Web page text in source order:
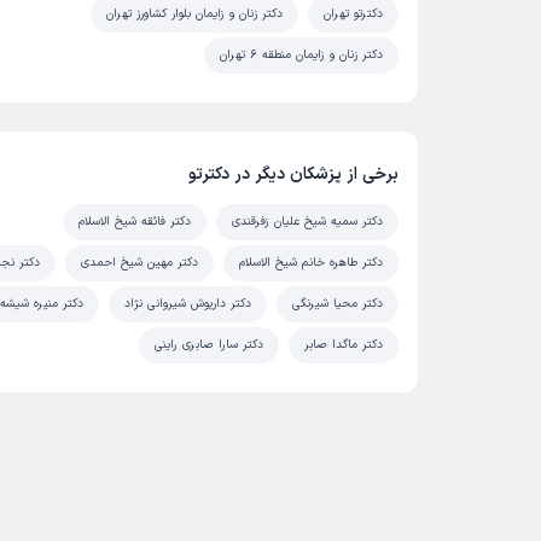
دکترتو تهران دکتر زنان و زایمان بلوار کشاورز تهران
دکتر زنان و زایمان منطقه 6 تهران
برخی از پزشکان دیگر در دکترتو
دکتر سمیه شیخ علیان زفرقندی دکتر فائقه شیخ الاسلام
دکتر طاهره خانم شیخ الاسلام دکتر مهین شیخ احمدی دکتر
دکتر محیا شیرنگی دکتر داریوش شیروانی نژاد دکتر منیره
دکتر ماگدا صابر دکتر سارا صابری راینی